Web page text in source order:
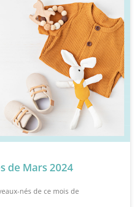
de Mars 2024
nés de ce mois de